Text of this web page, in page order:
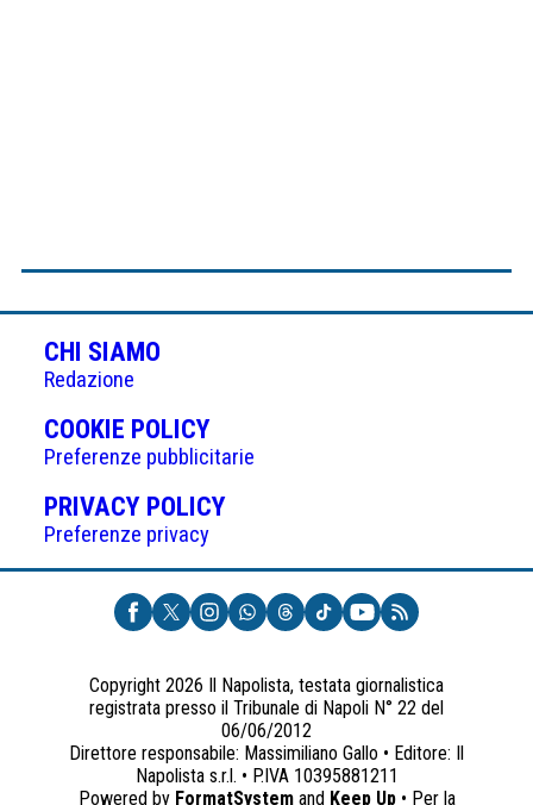
CHI SIAMO
Redazione
COOKIE POLICY(APRE
IN
UNA
NUOVA
Preferenze pubblicitarie
PRIVACY POLICY(APRE
UNA
NUOVA
SCHEDA)
Preferenze privacy
Copyright 2026 Il Napolista, testata giornalistica
registrata presso il Tribunale di Napoli N° 22 del
06/06/2012
Direttore responsabile: Massimiliano Gallo • Editore: Il
Napolista s.r.l. • P.IVA 10395881211
Powered by FormatSystemand Keep Up• Per la